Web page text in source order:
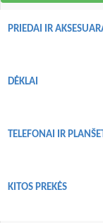
PRIEDAI IR
DĖKLAI
TELEFONAI IR
KITOS PREKĖS